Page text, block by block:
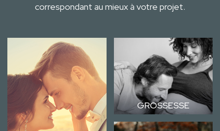
correspondant au mieux à votre projet.
GROSSESSE